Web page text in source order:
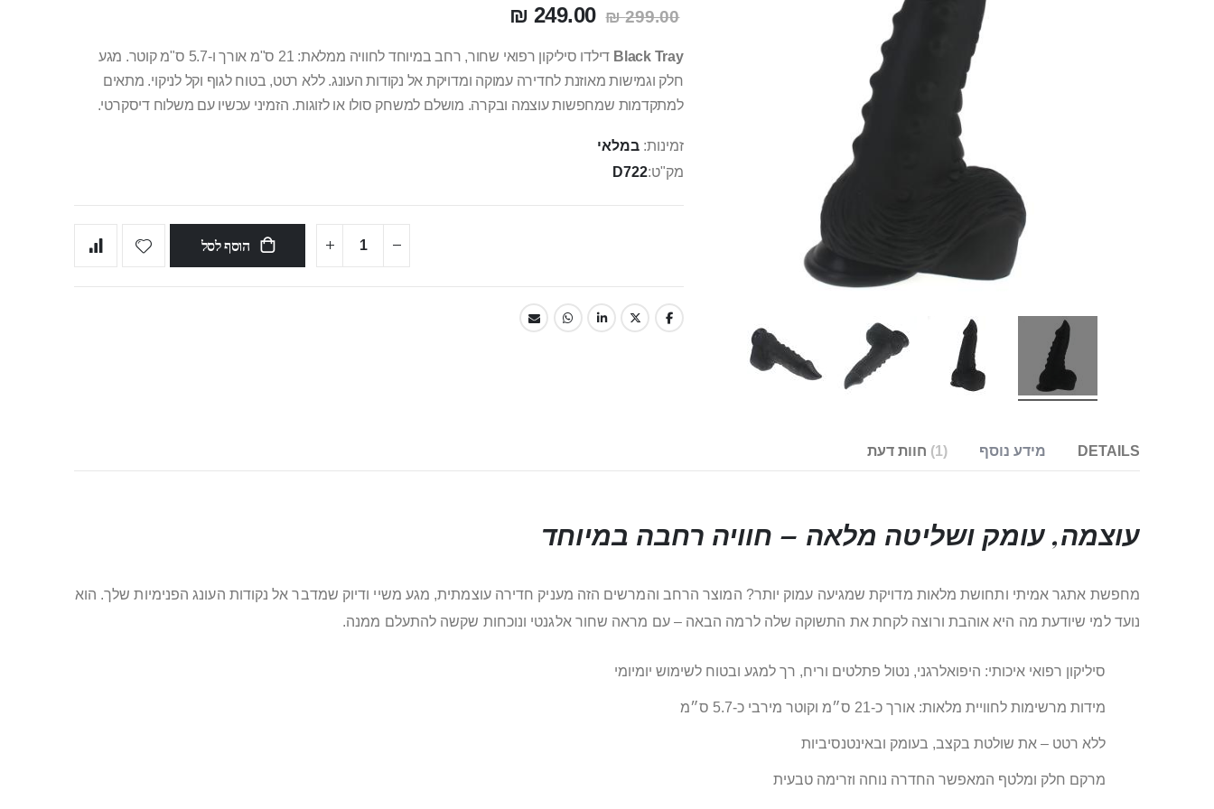
299.00 ₪
249.00 ₪
Black Tray
דילדו סיליקון רפואי שחור, רחב במיוחד לחוויה ממלאת: 21 ס"מ אורך ו-5.7 ס"מ קוטר. מגע
חלק וגמישות מאוזנת לחדירה עמוקה ומדויקת אל נקודות העונג. ללא רטט, בטוח לגוף וקל לניקוי. מתאים
למתקדמות שמחפשות עוצמה ובקרה. מושלם למשחק סולו או לזוגות. הזמיני עכשיו עם משלוח דיסקרטי.
זמינות: במלאי
מק"ט D722
הוסף לסל
DETAILS מידע נוסף 1 חוות דעת
עוצמה, עומק ושליטה מלאה – חוויה רחבה במיוחד
מחפשת אתגר אמיתי ותחושת מלאות מדויקת שמגיעה עמוק יותר? המוצר הרחב והמרשים הזה מעניק חדירה עוצמתית, מגע משיי ודיוק שמדבר אל נקודות העונג הפנימיות שלך. הוא
נועד למי שיודעת מה היא אוהבת ורוצה לקחת את התשוקה שלה לרמה הבאה – עם מראה שחור אלגנטי ונוכחות שקשה להתעלם ממנה.
סיליקון רפואי איכותי: היפואלרגני, נטול פתלטים וריח, רך למגע ובטוח לשימוש יומיומי
מידות מרשימות לחוויית מלאות: אורך כ-21 ס״מ וקוטר מירבי כ-5.7 ס״מ
ללא רטט – את שולטת בקצב, בעומק ובאינטנסיביות
מרקם חלק ומלטף המאפשר החדרה נוחה וזרימה טבעית